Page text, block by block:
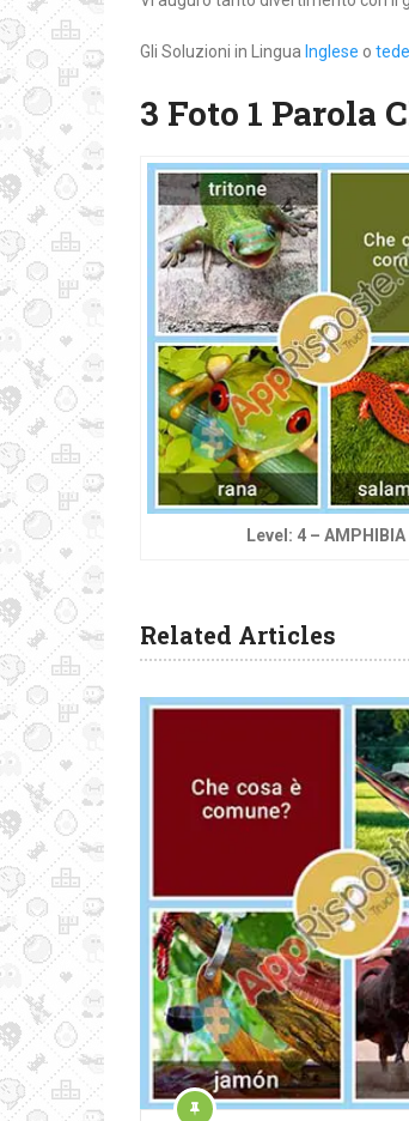
Gli Soluzioni in Lingua Inglese o
3 Foto 1 Parola
Level: 4 – AMPHIBIA
Related Articles